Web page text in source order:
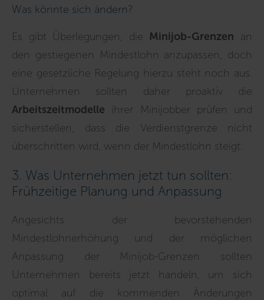
Was könnte sich ändern?
Es gibt Überlegungen, die Minijob-Grenzen an
den gestiegenen Mindestlohn anzupassen, doch
eine gesetzliche Regelung hierzu steht noch aus.
Unternehmen sollten daher proaktiv die
Arbeitszeitmodelle ihrer Minijobber prüfen und
sicherstellen, dass die Verdienstgrenze nicht
überschritten wird, wenn der Mindestlohn steigt.
3. Was Unternehmen jetzt tun sollten:
Frühzeitige Planung und Anpassung
Angesichts der bevorstehenden
Mindestlohnerhöhung und der möglichen
Anpassung der Minijob-Grenzen sollten
Unternehmen bereits jetzt handeln, um sich
optimal auf die kommenden Änderungen